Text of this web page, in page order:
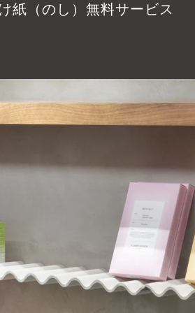
紙（のし）無料サービス